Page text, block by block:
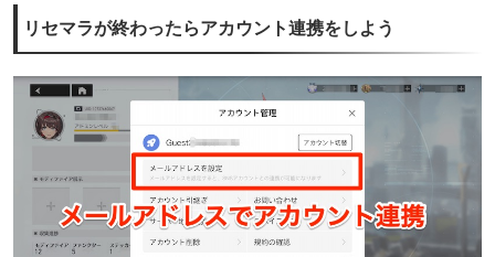
リセマラが終わったらアカウント連携をしよう